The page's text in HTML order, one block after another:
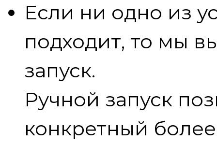
Если ни одно из
подходит, то мы
запуск.
Ручной запуск
конкретный